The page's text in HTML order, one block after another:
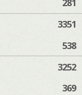
281
3351
538
3252
369